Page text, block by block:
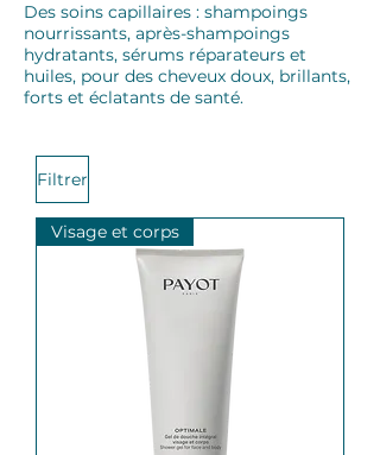
Des soins capillaires : shampoings
nourrissants, après-shampoings
hydratants, sérums réparateurs et
huiles, pour des cheveux doux, brillants,
forts et éclatants de santé.
Filtrer
Visage et corps